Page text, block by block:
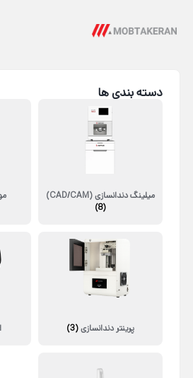
دسته بندی ها
میلینگ دندانسازی (CAD/CAM)
(8)
پرینتر دندانسازی(3)